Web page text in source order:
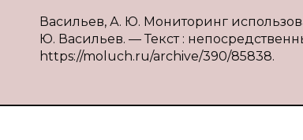
Васильев, А. Ю. Мониторинг
Ю. Васильев. — Текст :
https://moluch.ru/archive/390/85838.